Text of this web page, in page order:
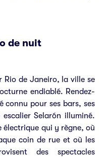
de nuit
Rio de Janeiro, la ville se
endiablé. Rendez-
connu pour ses bars, ses
Selarón illuminé.
électrique qui y règne, où
coin de rue et où les
des spectacles